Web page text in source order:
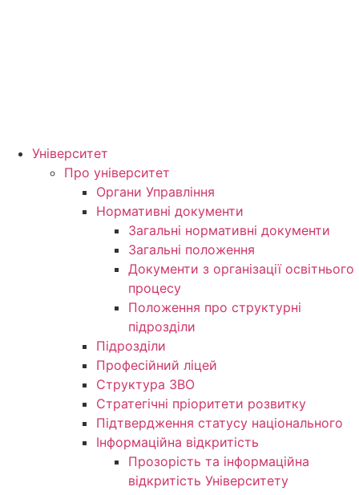
Університет
Про університет
Органи Управління
Нормативні документи
Загальні нормативні документи
Загальні положення
Документи з організації освітнього
процесу
Положення про структурні
підрозділи
Підрозділи
Професійний ліцей
Структура ЗВО
Стратегічні пріоритети розвитку
Підтвердження статусу національного
Інформаційна відкритість
Прозорість та інформаційна
відкритість Університету